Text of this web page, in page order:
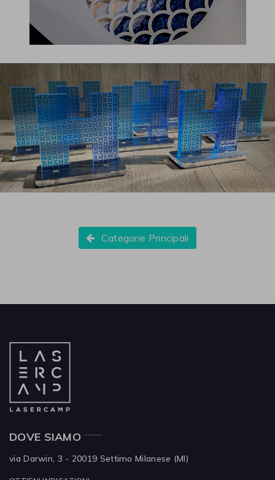
Premi commemorativi Hays
@Lasercamp Bilaminati Plexy Stampa Taglio
Categorie Principali
DOVE SIAMO
via Darwin, 3 - 20019 Settimo Milanese (MI)